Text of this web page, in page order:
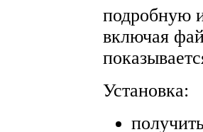
подробную
включая
Установка: